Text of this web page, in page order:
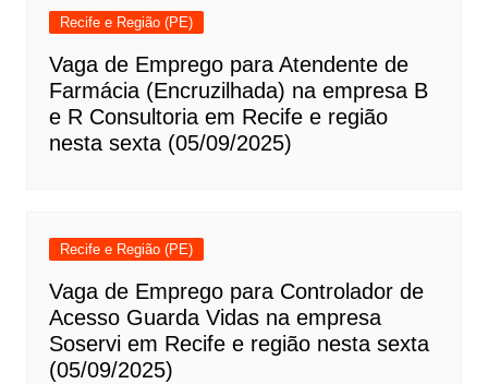
Recife e Região (PE)
Vaga de Emprego para Atendente de
Farmácia (Encruzilhada) na empresa B
e R Consultoria em Recife e região
nesta sexta (05/09/2025)
Recife e Região (PE)
Vaga de Emprego para Controlador de
Acesso Guarda Vidas na empresa
Soservi em Recife e região nesta sexta
(05/09/2025)